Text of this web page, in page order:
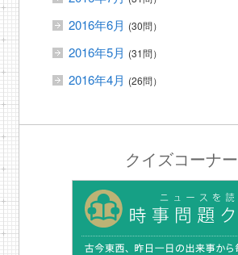
2016年6月 (30問）
2016年5月 (31問）
2016年4月 (26問）
クイズコーナー